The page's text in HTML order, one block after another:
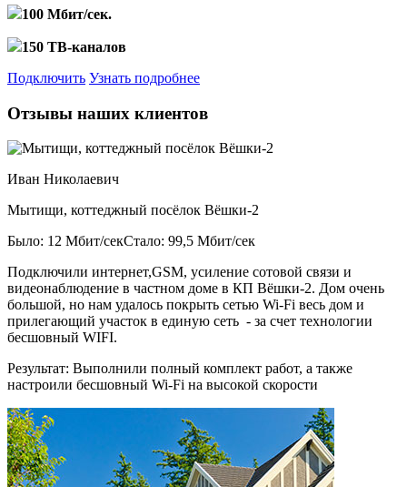
100 Мбит/сек.
150 ТВ-каналов
Подключить Узнать подробнее
Отзывы наших клиентов
Иван Николаевич
Мытищи, коттеджный посёлок Вёшки-2
Было: 12 Мбит/секСтало: 99,5 Мбит/сек
Подключили интернет,GSM, усиление сотовой связи и
видеонаблюдение в частном доме в КП Вёшки-2. Дом очень
большой, но нам удалось покрыть сетью Wi-Fi весь дом и
прилегающий участок в единую сеть - за счет технологии
бесшовный WIFI.
Результат: Выполнили полный комплект работ, а также
настроили бесшовный Wi-Fi на высокой скорости